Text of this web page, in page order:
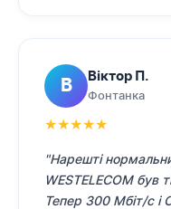
В Віктор П.
Фонтанка
★★★★★
"Нарешті
WESTELECOM був
Тепер 300 Мбіт/с і